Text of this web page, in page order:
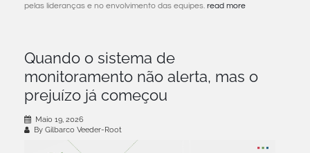
pelas lideranças e no envolvimento das equipes. read more
Quando o sistema de
monitoramento não alerta, mas o
prejuízo já começou
Maio 19, 2026
By Gilbarco Veeder-Root